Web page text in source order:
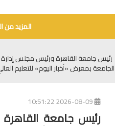
المزيد من
رئيس جامعة